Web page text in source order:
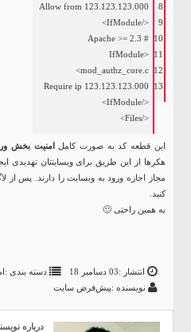
8
9
10
11
12
13
Allow from 123.123.123.000
</IfModule>
# Apache >= 2.3
<IfModule
mod_authz_core.c>
Require ip 123.123.123.000
</IfModule>
</Files>
این قطعه کد به صورت کامل امنیت بخش
مجاز اجازه ورود به وبسایت را دارند. پس از
کنید.
به همین راحتی 🙂
انتشار :03 دسامبر 18 دسته بندی :
نویسنده :پیش‌فرض سایت
درباره